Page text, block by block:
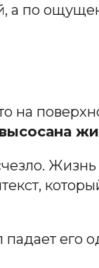
а по
на
его